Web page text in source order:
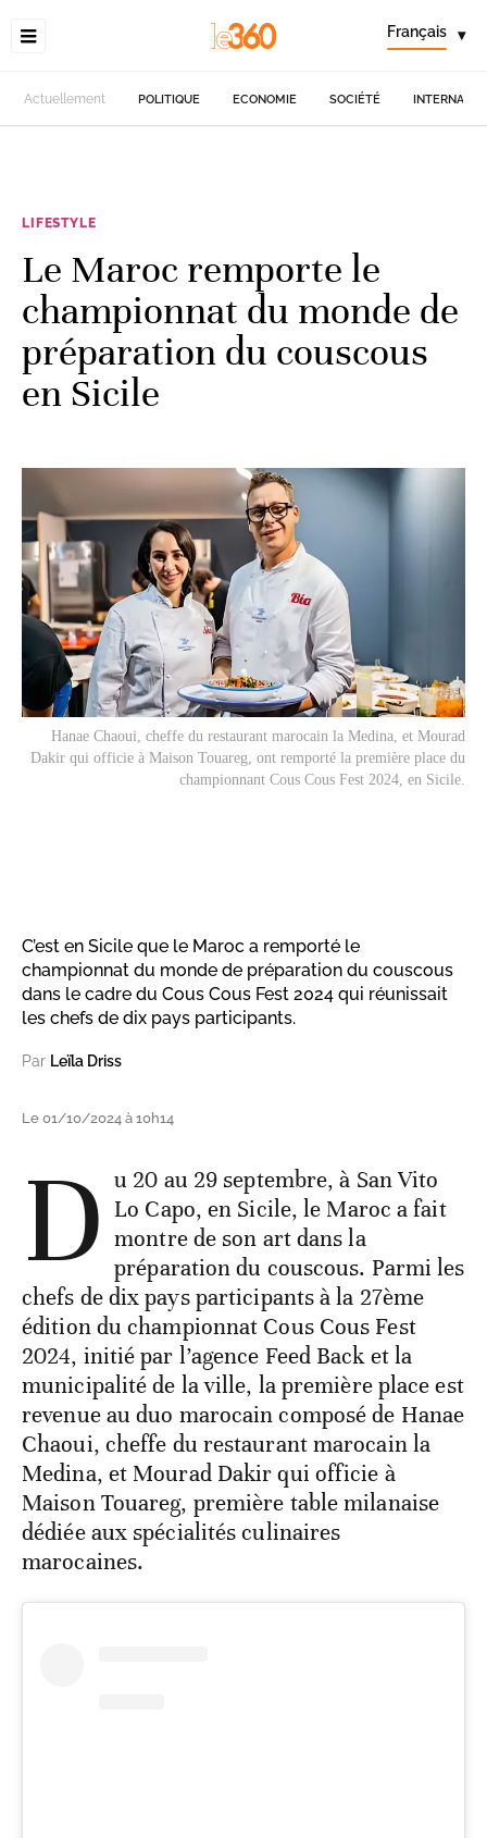
Français ▾
Actuellement POLITIQUE ECONOMIE SOCIÉTÉ
LIFESTYLE
Le Maroc remporte le
championnat du monde de
préparation du couscous
en Sicile
Hanae Chaoui, cheffe du restaurant marocain la Medina, et Mourad
Dakir qui officie à Maison Touareg, ont remporté la première place du
championnant Cous Cous Fest 2024, en Sicile.
C’est en Sicile que le Maroc a remporté le
championnat du monde de préparation du couscous
dans le cadre du Cous Cous Fest 2024 qui réunissait
les chefs de dix pays participants.
Par Leïla Driss
Le 01/10/2024 à 10h14
D u 20 au 29 septembre, à San Vito
Lo Capo, en Sicile, le Maroc a fait
montre de son art dans la
préparation du couscous. Parmi les
chefs de dix pays participants à la 27ème
édition du championnat Cous Cous Fest
2024, initié par l’agence Feed Back et la
municipalité de la ville, la première place est
revenue au duo marocain composé de Hanae
Chaoui, cheffe du restaurant marocain la
Medina, et Mourad Dakir qui officie à
Maison Touareg, première table milanaise
dédiée aux spécialités culinaires
marocaines.